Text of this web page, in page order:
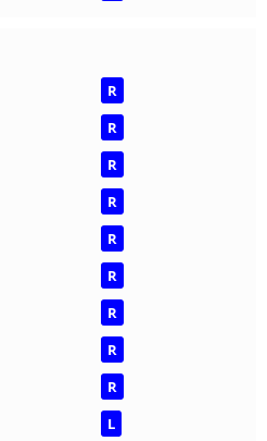
R
R
R
R
R
R
R
R
R
L